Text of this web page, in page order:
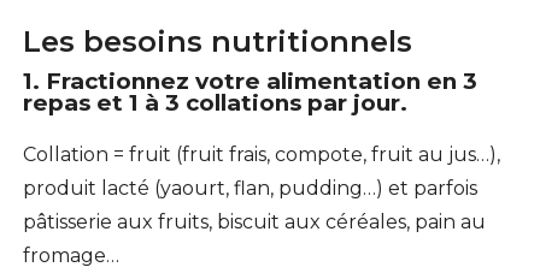
Les besoins nutritionnels
1. Fractionnez votre alimentation en 3
repas et 1 à 3 collations par jour.
Collation = fruit (fruit frais, compote, fruit au jus…),
produit lacté (yaourt, flan, pudding…) et parfois
pâtisserie aux fruits, biscuit aux céréales, pain au
fromage…